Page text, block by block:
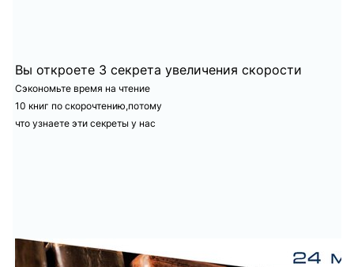
Вы откроете 3 секрета увеличения скорости
Сэкономьте время на чтение
10 книг по скорочтению,потому
что узнаете эти секреты у нас